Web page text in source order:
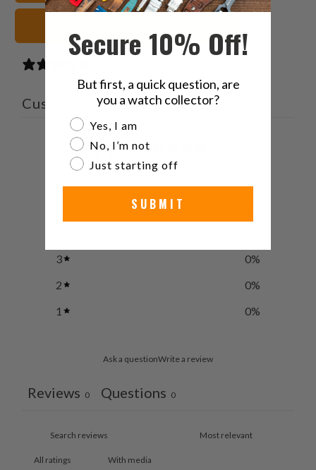
Customer reviews
0 / 50 reviews
3
0%
2
0%
1
0%
Ask a questionWrite a review
Reviews 0 Questions 0
With media
Secure 10% Off!
But first, a quick question, are
you a watch collector?
Are you a watch collector?
Yes, I am
No, I’m not
Just starting off
SUBMIT